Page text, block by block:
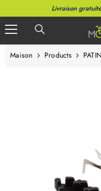
Livraison
Maison Products